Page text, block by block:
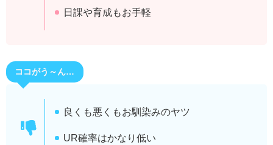
日課や育成もお手軽
ココがう～ん…
良くも悪くもお馴染みのヤツ
UR確率はかなり低い